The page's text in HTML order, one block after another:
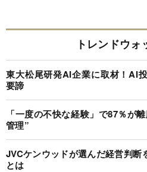
トレンドウォ
東大松尾研発AI企業に取材！AI
要諦
「一度の不快な経験」で87％
管理”
JVCケンウッドが選んだ経営判断
とは